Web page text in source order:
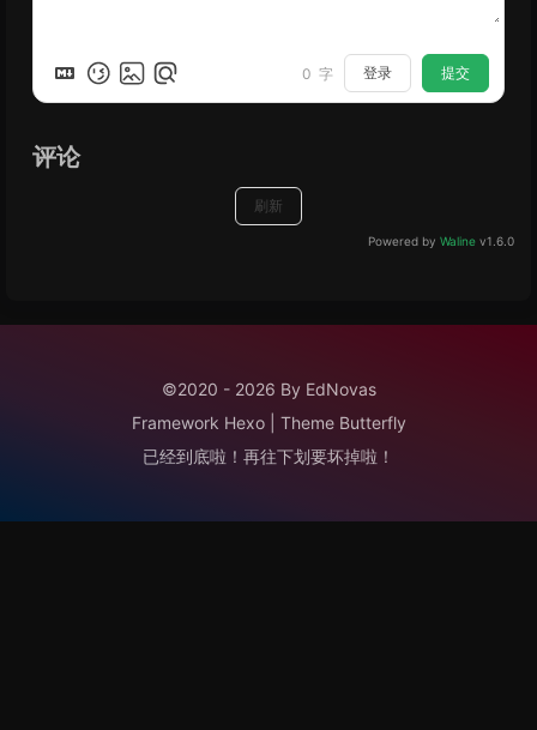
0 字 登录 提交
评论
刷新
Powered by Waline v1.6.0
©2020 - 2026 By EdNovas
Framework Hexo Theme Butterfly
已经到底啦！再往下划要坏掉啦！